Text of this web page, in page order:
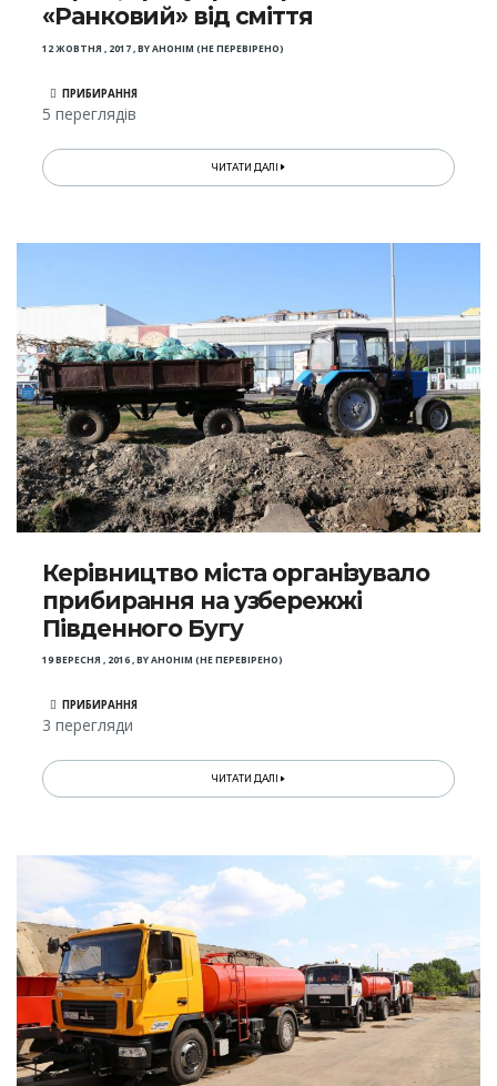
«Ранковий» від сміття
12 ЖОВТНЯ , 2017,BYАНОНІМ (НЕ ПЕРЕВІРЕНО)
ПРИБИРАННЯ
5 переглядів
ЧИТАТИ ДАЛІ
Керівництво міста організувало
прибирання на узбережжі
Південного Бугу
19 ВЕРЕСНЯ , 2016,BYАНОНІМ (НЕ ПЕРЕВІРЕНО)
ПРИБИРАННЯ
3 перегляди
ЧИТАТИ ДАЛІ